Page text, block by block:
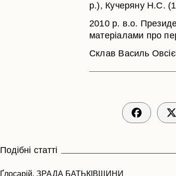
р.), Кучеряну Н.С.
2010 р. в.о.
матеріалами про
Склав Василь
Подібні статті
Ґлосарій. ЗРАДА БАТЬКІВЩИНИ